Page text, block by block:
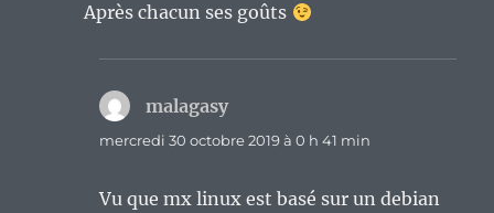
Après chacun ses goûts
malagasydit :
mercredi 30 octobre 2019 à 0 h 41 min
Vu que mx linux est basé sur un debian